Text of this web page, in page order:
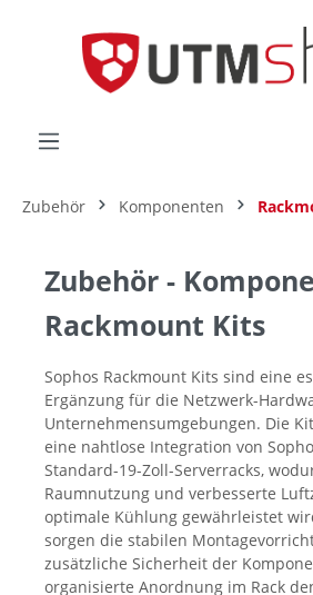
Zubehör Komponenten
Zubehör -
Rackmount Kits
Sophos Rackmount Kits sind eine
Ergänzung für die Netzwerk-
Unternehmensumgebungen. Die
eine nahtlose Integration von
Standard-19-Zoll-Serverracks,
Raumnutzung und verbesserte
optimale Kühlung gewährleistet
sorgen die stabilen
zusätzliche Sicherheit der
organisierte Anordnung im Rack